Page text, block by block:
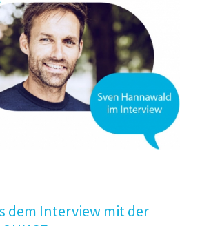
dem Interview mit der